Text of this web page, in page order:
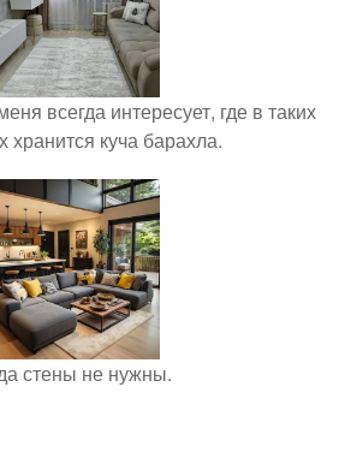
всегда интересует, где в таких
хранится куча барахла.
стены не нужны.